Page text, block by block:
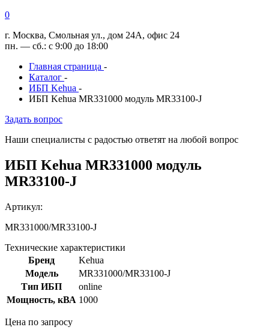
0
г. Москва, Смольная ул., дом 24А, офис 24
пн. — сб.: с 9:00 до 18:00
Главная страница -
Каталог -
ИБП Kehua -
ИБП Kehua MR331000 модуль MR33100-J
Задать вопрос
Наши специалисты с радостью ответят на любой вопрос
ИБП Kehua MR331000 модуль
MR33100-J
Артикул:
MR331000/MR33100-J
Технические характеристики
Бренд
Kehua
Модель
MR331000/MR33100-J
Тип ИБП
online
Мощность, кВА 1000
Цена по запросу